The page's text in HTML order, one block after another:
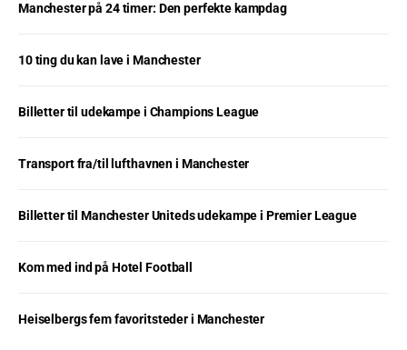
Manchester på 24 timer: Den perfekte kampdag
10 ting du kan lave i Manchester
Billetter til udekampe i Champions League
Transport fra/til lufthavnen i Manchester
Billetter til Manchester Uniteds udekampe i Premier League
Kom med ind på Hotel Football
Heiselbergs fem favoritsteder i Manchester